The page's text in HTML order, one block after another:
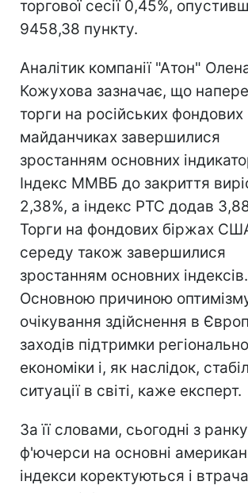
торгової сесії 0,45%,
9458,38 пункту.
Аналітик компанії "Атон"
Кожухова зазначає, що
торги на російських фондових
майданчиках завершилися
зростанням основних
Індекс ММВБ до закриття
2,38%, а індекс РТС додав
Торги на фондових біржах
середу також завершилися
зростанням основних індексів.
Основною причиною
очікування здійснення в
заходів підтримки
економіки і, як наслідок,
ситуації в світі, каже експерт.
За її словами, сьогодні з ранку
ф'ючерси на основні
індекси коректуються і